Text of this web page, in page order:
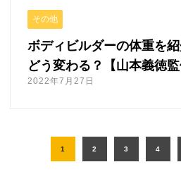
その他
ボディビルダーの体重を
どう変わる？【山本義徳監
2022年7月27日
1 2 3 4